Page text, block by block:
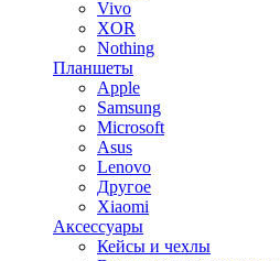
Vivo
XOR
Nothing
Планшеты
Apple
Samsung
Microsoft
Asus
Lenovo
Другое
Xiaomi
Аксессуары
Кейсы и чехлы